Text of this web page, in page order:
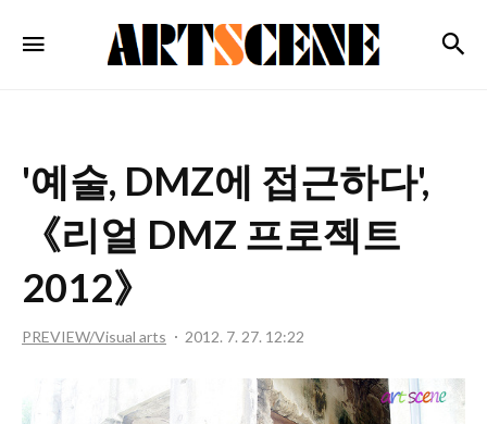
ARTSCENE
'예술, DMZ에 접근하다',
《리얼 DMZ 프로젝트
2012》
PREVIEW/Visual arts 2012. 7. 27. 12:22